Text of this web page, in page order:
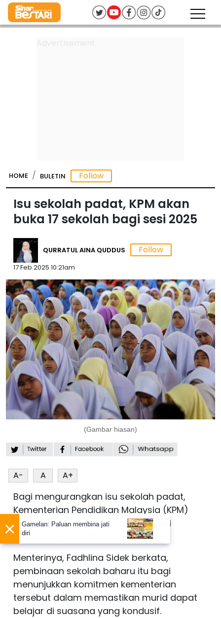
HOME BULETIN
Isu sekolah padat, KPM akan
buka 17 sekolah bagi sesi 2025
QURRATUL AINA QUDDUS
17 Feb 2025 10:21am
(Gambar hiasan)
A- A A+
Bagi mengurangkan isu sekolah padat,
Kementerian Pendidikan Malaysia (KPM)
akan membuka 17 sekolah bagi sesi
persekolahan 2025/2026.
Menterinya, Fadhlina Sidek berkata,
pembinaan sekolah baharu itu bagi
menunjukkan komitmen kementerian
tersebut dalam memastikan murid dapat
belajar di suasana yang kondusif.
×
Gamelan: Paluan membina jati
diri